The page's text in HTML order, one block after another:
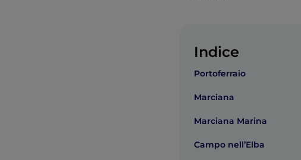
Indice
Portoferraio
Marciana
Marciana Marina
Campo nell’Elba